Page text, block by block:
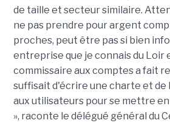
de taille et secteur similaire.
ne pas prendre pour argent
proches, peut être pas si bien
entreprise que je connais du Loir
commissaire aux comptes a fait
suffisait d'écrire une charte et de
aux utilisateurs pour se mettre
», raconte le délégué général du